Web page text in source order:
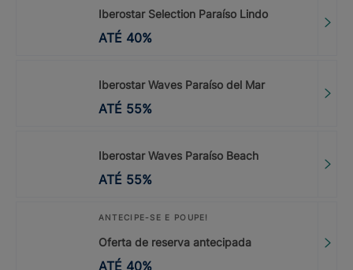
Iberostar Selection Paraíso Lindo
ATÉ 40%
Iberostar Waves Paraíso del Mar
ATÉ 55%
Iberostar Waves Paraíso Beach
ATÉ 55%
ANTECIPE-SE E POUPE!
Oferta de reserva antecipada
ATÉ 40%